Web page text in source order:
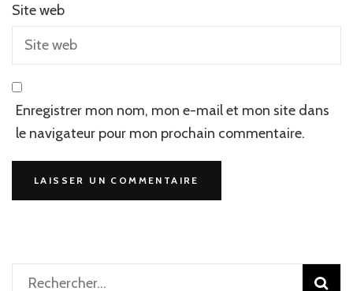
Site web
Enregistrer mon nom, mon e-mail et mon site dans
le navigateur pour mon prochain commentaire.
Rechercher :